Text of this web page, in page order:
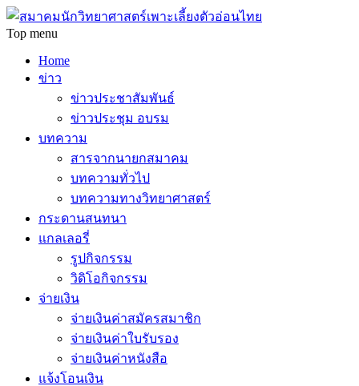
Top menu
Home
ข่าว
ข่าวประชาสัมพันธ์
ข่าวประชุม อบรม
บทความ
สารจากนายกสมาคม
บทความทั่วไป
บทความทางวิทยาศาสตร์
กระดานสนทนา
แกลเลอรี่
รูปกิจกรรม
วิดิโอกิจกรรม
จ่ายเงิน
จ่ายเงินค่าสมัครสมาชิก
จ่ายเงินค่าใบรับรอง
จ่ายเงินค่าหนังสือ
แจ้งโอนเงิน